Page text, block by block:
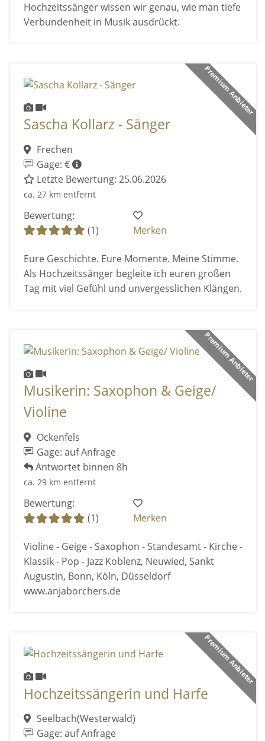
Hochzeitssänger wissen wir genau, wie man tiefe
Verbundenheit in Musik ausdrückt.
Premium Anbieter
Sascha Kollarz - Sänger
Frechen
Gage: €
Letzte Bewertung: 25.06.2026
ca. 27 km entfernt
Bewertung:
(1)
Merken
Eure Geschichte. Eure Momente. Meine Stimme.
Als Hochzeitssänger begleite ich euren großen
Tag mit viel Gefühl und unvergesslichen Klängen.
Premium Anbieter
Musikerin: Saxophon & Geige/
Violine
Ockenfels
Gage: auf Anfrage
Antwortet binnen 8h
ca. 29 km entfernt
Bewertung:
(1)
Merken
Violine - Geige - Saxophon - Standesamt - Kirche -
Klassik - Pop - Jazz Koblenz, Neuwied, Sankt
Augustin, Bonn, Köln, Düsseldorf
www.anjaborchers.de
Premium Anbieter
Hochzeitssängerin und Harfe
Seelbach(Westerwald)
Gage: auf Anfrage